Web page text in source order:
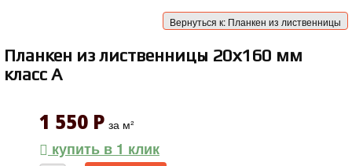
Вернуться к: Планкен из лиственницы
Планкен из лиственницы 20х160 мм
класс А
1 550 Р за м²
купить в 1 клик